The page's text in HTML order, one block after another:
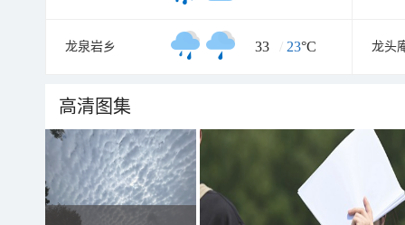
龙泉岩乡 33 / 23°C 龙头
高清图集